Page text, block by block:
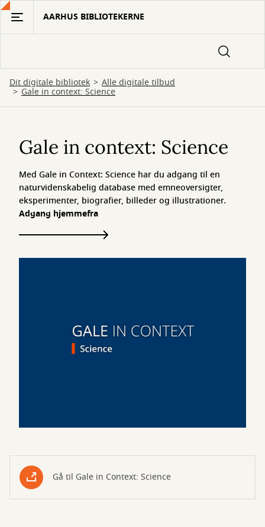
Gå
hovedindhold
AARHUS BIBLIOTEKERNE
Dit digitale bibliotek Alle digitale tilbud
Gale in context: Science
Science
Gale in context: Science
Med Gale in Context: Science har du adgang til en
naturvidenskabelig database med emneoversigter,
eksperimenter, biografier, billeder og illustrationer.
Adgang hjemmefra
Gå til Gale in Context: Science